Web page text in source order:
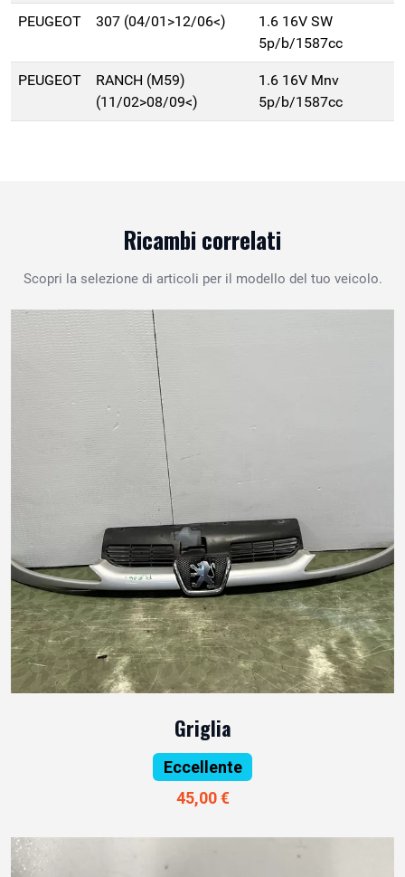
PEUGEOT 307 (04/01>12/06<)
1.6 16V SW
5p/b/1587cc
PEUGEOT
RANCH (M59)
(11/02>08/09<)
1.6 16V Mnv
5p/b/1587cc
Ricambi correlati
Scopri la selezione di articoli per il modello del tuo veicolo.
Griglia
Eccellente
45,00 €